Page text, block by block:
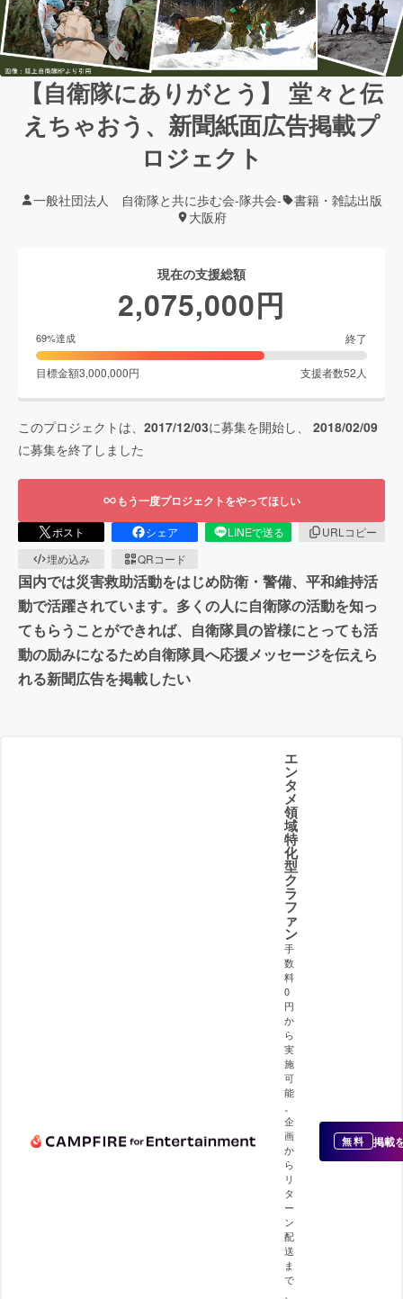
【自衛隊にありがとう】 堂々と伝
えちゃおう、新聞紙面広告掲載プ
ロジェクト
一般社団法人 自衛隊と共に歩む会-隊共会-
書籍・雑誌出版
大阪府
現在の支援総額
2,075,000円
69%達成 終了
目標金額3,000,000円 支援者数52 人
このプロジェクトは、 2017/12/03に募集を開始し、 2018/02/09
に募集を終了しました
もう一度プロジェクトをやってほしい
ポスト シェア LINEで送る
URLコピー
埋め込み
QRコード
国内では災害救助活動をはじめ防衛・警備、平和維持活
動で活躍されています。多くの人に自衛隊の活動を知っ
てもらうことができれば、自衛隊員の皆様にとっても活
動の励みになるため自衛隊員へ応援メッセージを伝えら
れる新聞広告を掲載したい
エ
ン
タ
メ
領
域
特
化
型
ク
ラ
フ
ァ
ン
手
数
料
0
円
か
ら
実
施
可
能
企
画
か
ら
リ
タ
ー
ン
配
送
ま
で
無料 掲載